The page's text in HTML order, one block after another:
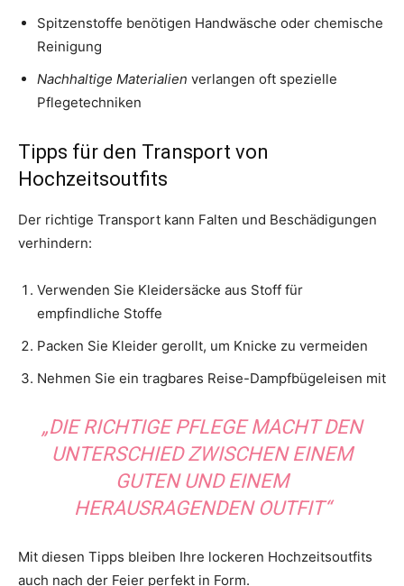
Spitzenstoffe benötigen Handwäsche oder chemische
Reinigung
Nachhaltige Materialien verlangen oft spezielle
Pflegetechniken
Tipps für den Transport von
Hochzeitsoutfits
Der richtige Transport kann Falten und Beschädigungen
verhindern:
Verwenden Sie Kleidersäcke aus Stoff für
empfindliche Stoffe
Packen Sie Kleider gerollt, um Knicke zu vermeiden
Nehmen Sie ein tragbares Reise-Dampfbügeleisen mit
„DIE RICHTIGE PFLEGE MACHT DEN
UNTERSCHIED ZWISCHEN EINEM
GUTEN UND EINEM
HERAUSRAGENDEN OUTFIT“
Mit diesen Tipps bleiben Ihre lockeren Hochzeitsoutfits
auch nach der Feier perfekt in Form.